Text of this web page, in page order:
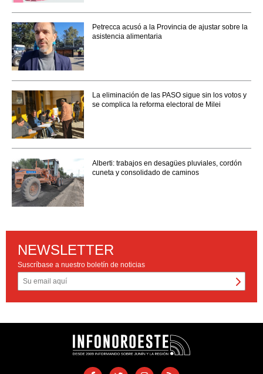
Petrecca acusó a la Provincia de ajustar sobre la
asistencia alimentaria
La eliminación de las PASO sigue sin los votos y
se complica la reforma electoral de Milei
Alberti: trabajos en desagües pluviales, cordón
cuneta y consolidado de caminos
NEWSLETTER
Suscríbase a nuestro boletín de noticias